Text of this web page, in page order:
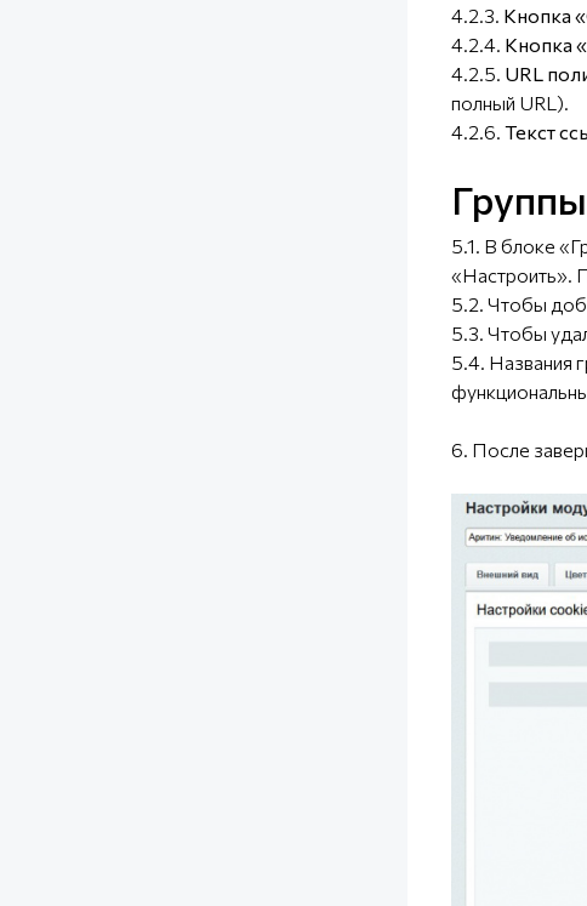
4.2.3. Кнопка
4.2.4. Кнопка
4.2.5. URL
полный URL).
4.2.6. Текст
5.1. В блоке
«Настроить».
5.2. Чтобы
5.3. Чтобы
5.4. Названия
6. После